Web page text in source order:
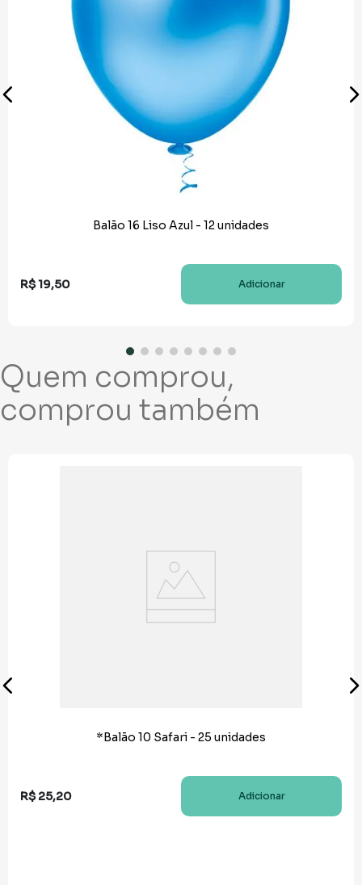
Balão 16 Liso Azul - 12 unidades
R$19,50 Adicionar
Quem comprou,
comprou também
*Balão 10 Safari - 25 unidades
R$ 25,20 Adicionar